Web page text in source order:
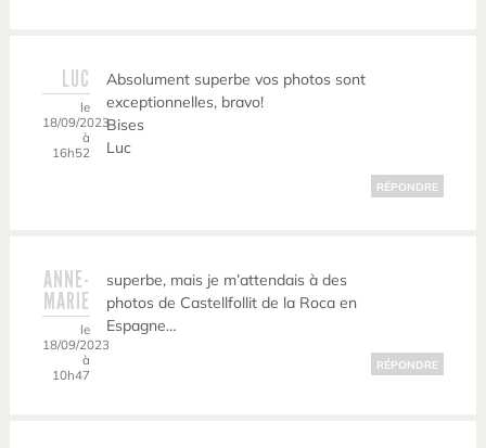
LUC
le
18/09/2023
à
16h52
Absolument superbe vos photos sont
exceptionnelles, bravo!
Bises
Luc
RÉPONDRE
ANNE-
MARIE
le
18/09/2023
à
10h47
superbe, mais je m’attendais à des
photos de Castellfollit de la Roca en
Espagne…
RÉPONDRE